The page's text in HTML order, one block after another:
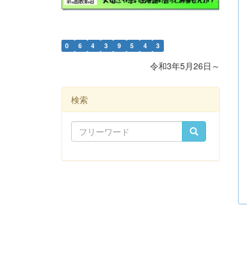
0 6 4 3 9 5 4 3
令和3年5月26日～
検索